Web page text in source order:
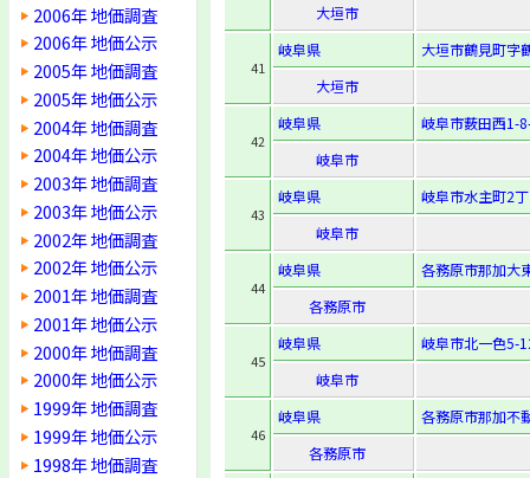
2006年 地価調査
2006年 地価公示
2005年 地価調査
2005年 地価公示
2004年 地価調査
2004年 地価公示
2003年 地価調査
2003年 地価公示
2002年 地価調査
2002年 地価公示
2001年 地価調査
2001年 地価公示
2000年 地価調査
2000年 地価公示
1999年 地価調査
1999年 地価公示
1998年 地価調査
大垣市
41
岐阜県
大垣市鶴見町字
大垣市
42
岐阜県
岐阜市薮田西1-
岐阜市
43
岐阜県
岐阜市水主町2
岐阜市
44
岐阜県
各務原市那加大
各務原市
45
岐阜県
岐阜市北一色5-
岐阜市
46
岐阜県
各務原市那加不
各務原市